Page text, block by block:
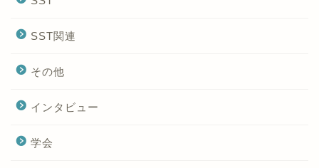
SST関連
その他
インタビュー
学会